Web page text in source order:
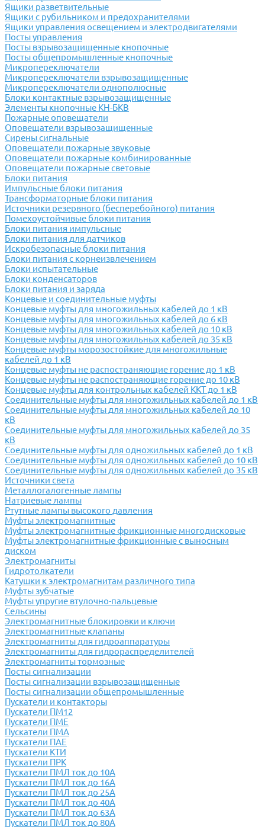
Ящики разветвительные
Ящики с рубильником и предохранителями
Ящики управления освещением и электродвигателями
Посты управления
Посты взрывозащищенные кнопочные
Посты общепромышленные кнопочные
Микропереключатели
Микропереключатели взрывозащищенные
Микропереключатели однополюсные
Блоки контактные взрывозащищенные
Элементы кнопочные КН-БКВ
Пожарные оповещатели
Оповещатели взрывозащищенные
Сирены сигнальные
Оповещатели пожарные звуковые
Оповещатели пожарные комбинированные
Оповещатели пожарные световые
Блоки питания
Импульсные блоки питания
Трансформаторные блоки питания
Источники резервного (бесперебойного) питания
Помехоустойчивые блоки питания
Блоки питания импульсные
Блоки питания для датчиков
Искробезопасные блоки питания
Блоки питания с корнеизвлечением
Блоки испытательные
Блоки конденсаторов
Блоки питания и заряда
Концевые и соединительные муфты
Концевые муфты для многожильных кабелей до 1 кВ
Концевые муфты для многожильных кабелей до 6 кВ
Концевые муфты для многожильных кабелей до 10 кВ
Концевые муфты для многожильных кабелей до 35 кВ
Концевые муфты морозостойкие для многожильные
кабелей до 1 кВ
Концевые муфты не распостраняющие горение до 1 кВ
Концевые муфты не распостраняющие горение до 10 кВ
Концевые муфты для контрольных кабелей ККТ до 1 кВ
Соединительные муфты для многожильных кабелей до 1 кВ
Соединительные муфты для многожильных кабелей до 10
кВ
Соединительные муфты для многожильных кабелей до 35
кВ
Соединительные муфты для одножильных кабелей до 1 кВ
Соединительные муфты для одножильных кабелей до 10 кВ
Соединительные муфты для одножильных кабелей до 35 кВ
Источники света
Металлогалогенные лампы
Натриевые лампы
Ртутные лампы высокого давления
Муфты электромагнитные
Муфты электромагнитные фрикционные многодисковые
Муфты электромагнитные фрикционные с выносным
диском
Электромагниты
Гидротолкатели
Катушки к электромагнитам различного типа
Муфты зубчатые
Муфты упругие втулочно-пальцевые
Сельсины
Электромагнитные блокировки и ключи
Электромагнитные клапаны
Электромагниты для гидроаппаратуры
Электромагниты для гидрораспределителей
Электромагниты тормозные
Посты сигнализации
Посты сигнализации взрывозащищенные
Посты сигнализации общепромышленные
Пускатели и контакторы
Пускатели ПМ12
Пускатели ПМЕ
Пускатели ПМА
Пускатели ПАЕ
Пускатели КТИ
Пускатели ПРК
Пускатели ПМЛ ток до 10А
Пускатели ПМЛ ток до 16А
Пускатели ПМЛ ток до 25А
Пускатели ПМЛ ток до 40А
Пускатели ПМЛ ток до 63А
Пускатели ПМЛ ток до 80А